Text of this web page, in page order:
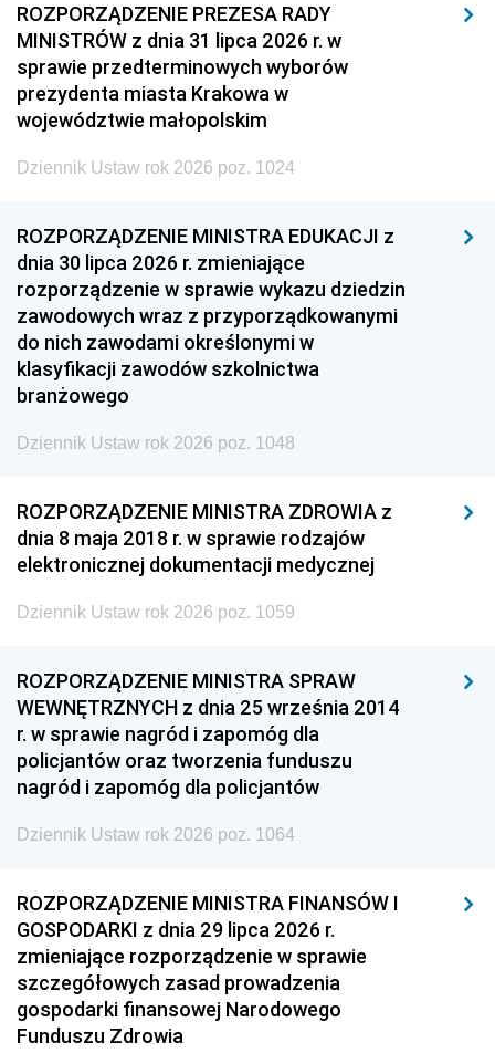
ROZPORZĄDZENIE PREZESA RADY
MINISTRÓW z dnia 31 lipca 2026 r. w
sprawie przedterminowych wyborów
prezydenta miasta Krakowa w
województwie małopolskim
Dziennik Ustaw rok 2026 poz. 1024
ROZPORZĄDZENIE MINISTRA EDUKACJI z
dnia 30 lipca 2026 r. zmieniające
rozporządzenie w sprawie wykazu dziedzin
zawodowych wraz z przyporządkowanymi
do nich zawodami określonymi w
klasyfikacji zawodów szkolnictwa
branżowego
Dziennik Ustaw rok 2026 poz. 1048
ROZPORZĄDZENIE MINISTRA ZDROWIA z
dnia 8 maja 2018 r. w sprawie rodzajów
elektronicznej dokumentacji medycznej
Dziennik Ustaw rok 2026 poz. 1059
ROZPORZĄDZENIE MINISTRA SPRAW
WEWNĘTRZNYCH z dnia 25 września 2014
r. w sprawie nagród i zapomóg dla
policjantów oraz tworzenia funduszu
nagród i zapomóg dla policjantów
Dziennik Ustaw rok 2026 poz. 1064
ROZPORZĄDZENIE MINISTRA FINANSÓW I
GOSPODARKI z dnia 29 lipca 2026 r.
zmieniające rozporządzenie w sprawie
szczegółowych zasad prowadzenia
gospodarki finansowej Narodowego
Funduszu Zdrowia